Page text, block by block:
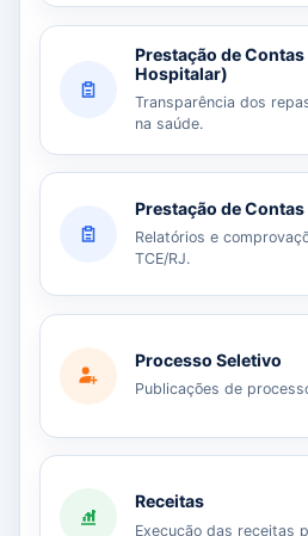
Prestação de
Hospitalar)
Transparência dos
na saúde.
Prestação de
Relatórios e
TCE/RJ.
Processo Seletivo
Publicações de
Receitas
Execução das receitas